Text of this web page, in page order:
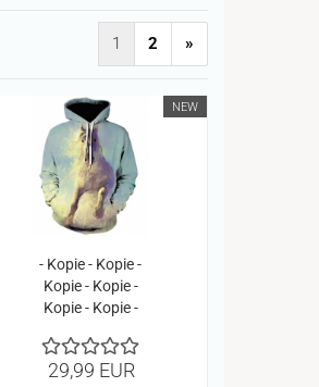
1 2 »
NEW
- Kopie - Kopie -
Kopie - Kopie -
Kopie - Kopie -
Kopie - Kopie -
Kopie - Kopie -
29,99 EUR